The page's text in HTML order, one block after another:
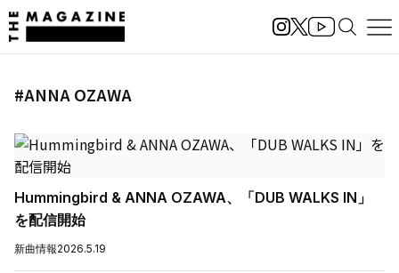
#ANNA OZAWA
Hummingbird & ANNA OZAWA、「DUB WALKS IN」
を配信開始
新曲情報2026.5.19